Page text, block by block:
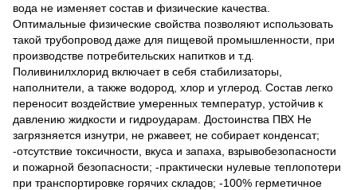
вода не изменяет состав и физические качества.
Оптимальные физические свойства позволяют использовать
такой трубопровод даже для пищевой промышленности, при
производстве потребительских напитков и т.д.
Поливинилхлорид включает в себя стабилизаторы,
наполнители, а также водород, хлор и углерод. Состав легко
переносит воздействие умеренных температур, устойчив к
давлению жидкости и гидроударам. Достоинства ПВХ Не
загрязняется изнутри, не ржавеет, не собирает конденсат;
-отсутствие токсичности, вкуса и запаха, взрывобезопасности
и пожарной безопасности; -практически нулевые теплопотери
при транспортировке горячих складов; -100% герметичное